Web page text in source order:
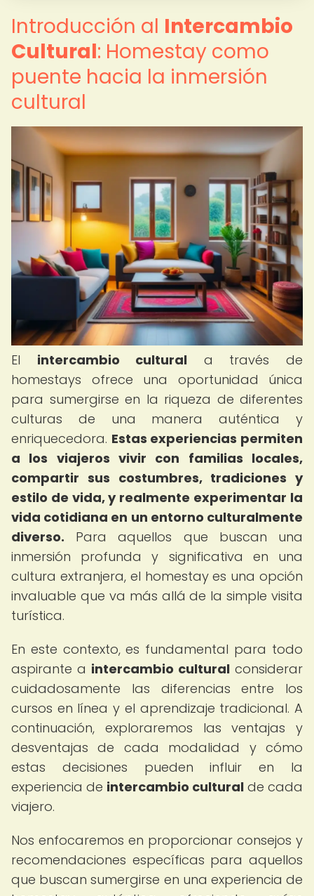
Introducción al Intercambio
Cultural: Homestay como
puente hacia la inmersión
cultural
El intercambio cultural a través de
homestays ofrece una oportunidad única
para sumergirse en la riqueza de diferentes
culturas de una manera auténtica y
enriquecedora. Estas experiencias permiten
a los viajeros vivir con familias locales,
compartir sus costumbres, tradiciones y
estilo de vida, y realmente experimentar la
vida cotidiana en un entorno culturalmente
diverso. Para aquellos que buscan una
inmersión profunda y significativa en una
cultura extranjera, el homestay es una opción
invaluable que va más allá de la simple visita
turística.
En este contexto, es fundamental para todo
aspirante a intercambio cultural considerar
cuidadosamente las diferencias entre los
cursos en línea y el aprendizaje tradicional. A
continuación, exploraremos las ventajas y
desventajas de cada modalidad y cómo
estas decisiones pueden influir en la
experiencia de intercambio cultural de cada
viajero.
Nos enfocaremos en proporcionar consejos y
recomendaciones específicas para aquellos
que buscan sumergirse en una experiencia de